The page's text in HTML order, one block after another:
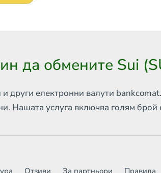
да обмените Sui
други електронни валути
Нашата услуга включва голям брой
Отзиви За партньори Правила